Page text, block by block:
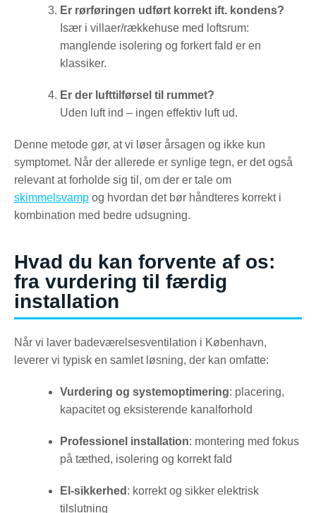
Er rørføringen udført korrekt ift. kondens?
Især i villaer/rækkehuse med loftsrum:
manglende isolering og forkert fald er en
klassiker.
Er der lufttilførsel til rummet?
Uden luft ind – ingen effektiv luft ud.
Denne metode gør, at vi løser årsagen og ikke kun
symptomet. Når der allerede er synlige tegn, er det også
relevant at forholde sig til, om der er tale om
skimmelsvamp og hvordan det bør håndteres korrekt i
kombination med bedre udsugning.
Hvad du kan forvente af os:
fra vurdering til færdig
installation
Når vi laver badeværelsesventilation i København,
leverer vi typisk en samlet løsning, der kan omfatte:
Vurdering og systemoptimering: placering,
kapacitet og eksisterende kanalforhold
Professionel installation: montering med fokus
på tæthed, isolering og korrekt fald
El-sikkerhed : korrekt og sikker elektrisk
tilslutning